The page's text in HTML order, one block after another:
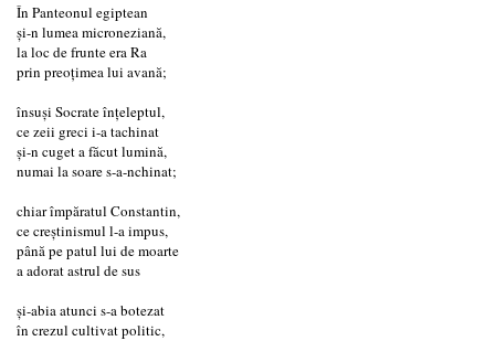
În Panteonul egiptean
și-n lumea microneziană,
la loc de frunte era Ra
prin preoțimea lui avană;
însuși Socrate înțeleptul,
ce zeii greci i-a tachinat
și-n cuget a făcut lumină,
numai la soare s-a-nchinat;
chiar împăratul Constantin,
ce creștinismul l-a impus,
până pe patul lui de moarte
a adorat astrul de sus
și-abia atunci s-a botezat
în crezul cultivat politic,